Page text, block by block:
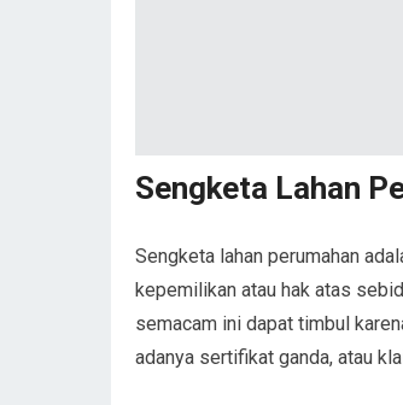
Sengketa Lahan
Sengketa lahan perumahan
kepemilikan atau hak atas
semacam ini dapat timbul
adanya sertifikat ganda, atau